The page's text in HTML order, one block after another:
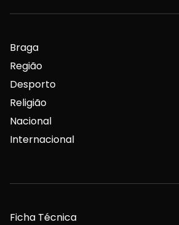
Braga
Região
Desporto
Religião
Nacional
Internacional
Ficha Técnica